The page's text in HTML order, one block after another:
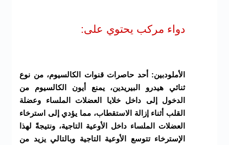
دواء مركب يحتوي على:
الأملودبين: أحد حاصرات قنوات الكالسيوم، من نوع
ثنائي هيدرو البيريدين، يمنع أيون الكالسيوم من
الدخول إلى داخل خلايا العضلات الملساء وعضلة
القلب أثناء إزالة الاستقطاب، مما يؤدي إلى استرخاء
العضلات الملساء داخل الأوعية التاجية، ونتيجةً لهذا
الإسترخاء تتوسع الأوعية التاجية وبالتالي يزيد من